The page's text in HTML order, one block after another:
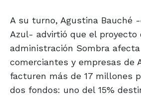
A su turno, Agustina Bauché
Azul- advirtió que el proyecto
administración Sombra
comerciantes y empresas de
facturen más de 17 millones
dos fondos: uno del 15%